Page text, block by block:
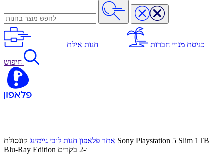
כניסת מנויי חברות חנות אילת
חיפוש
אתר פלאפון חנות לובי גיימינג קונסולת Sony Playstation 5 Slim 1TB
Blu-Ray Edition ו-2 בקרים